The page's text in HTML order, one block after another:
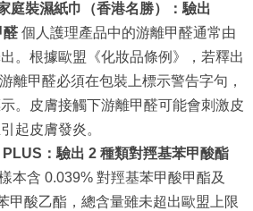
庭裝濕紙巾（香港名勝）：驗出
醛個人護理產品中的游離甲醛通常由
。根據歐盟《化妝品條例》，若釋出
離甲醛必須在包裝上標示警告字句，
。皮膚接觸下游離甲醛可能會刺激皮
起皮膚發炎。
PLUS：驗出 2 種類對羥基苯甲酸酯
本含 0.039% 對羥基苯甲酸甲酯及
甲酸乙酯，總含量雖未超出歐盟上限